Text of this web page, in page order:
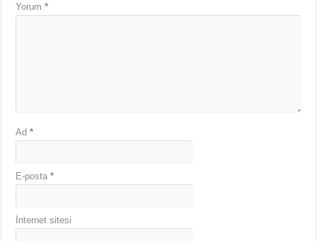
Yorum*
Ad*
E-posta*
İnternet sitesi